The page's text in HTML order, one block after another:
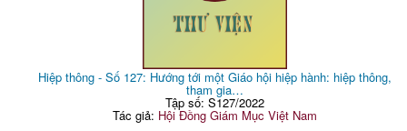
Hiệp thông - Số 127: Hướng tới một Giáo hội hiệp hành: hiệp thông,
tham gia…
Tập số: S127/2022
Tác giả: Hội Đồng Giám Mục Việt Nam